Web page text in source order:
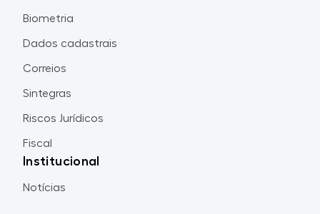
Biometria
Dados cadastrais
Correios
Sintegras
Riscos Jurídicos
Fiscal
Institucional
Notícias